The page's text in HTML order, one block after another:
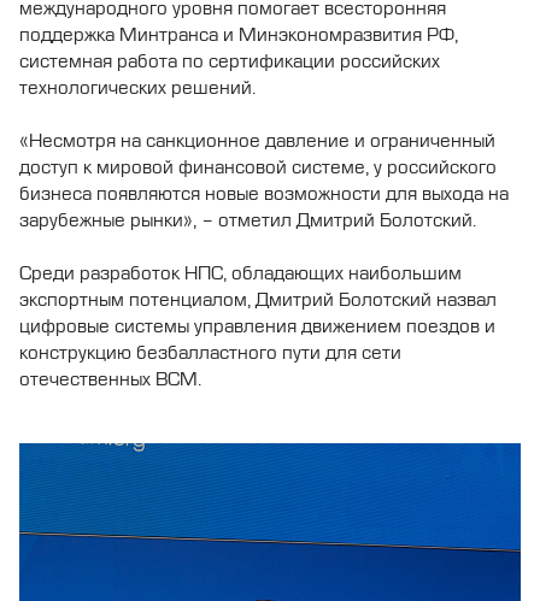
международного уровня помогает всесторонняя
поддержка Минтранса и Минэкономразвития РФ,
системная работа по сертификации российских
технологических решений.
«Несмотря на санкционное давление и ограниченный
доступ к мировой финансовой системе, у российского
бизнеса появляются новые возможности для выхода на
зарубежные рынки», – отметил Дмитрий Болотский.
Среди разработок НПС, обладающих наибольшим
экспортным потенциалом, Дмитрий Болотский назвал
цифровые системы управления движением поездов и
конструкцию безбалластного пути для сети
отечественных ВСМ.